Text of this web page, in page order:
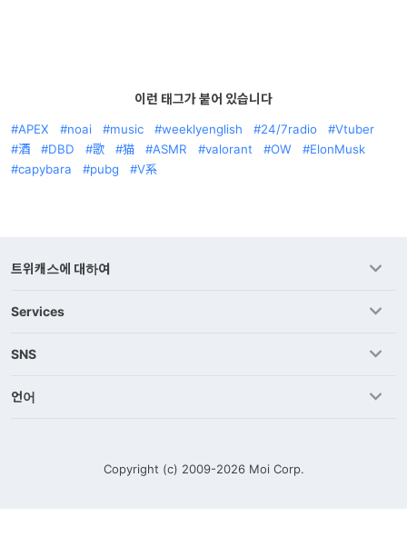
이런 태그가 붙어 있습니다
APEX noai music weeklyenglish 24/7radio
Vtuber
酒
DBD 歌 猫 ASMR valorant OW
ElonMusk
capybara
pubg V系
트위캐스에 대하여
Services
SNS
언어
Copyright (c) 2009-2026 Moi Corp.